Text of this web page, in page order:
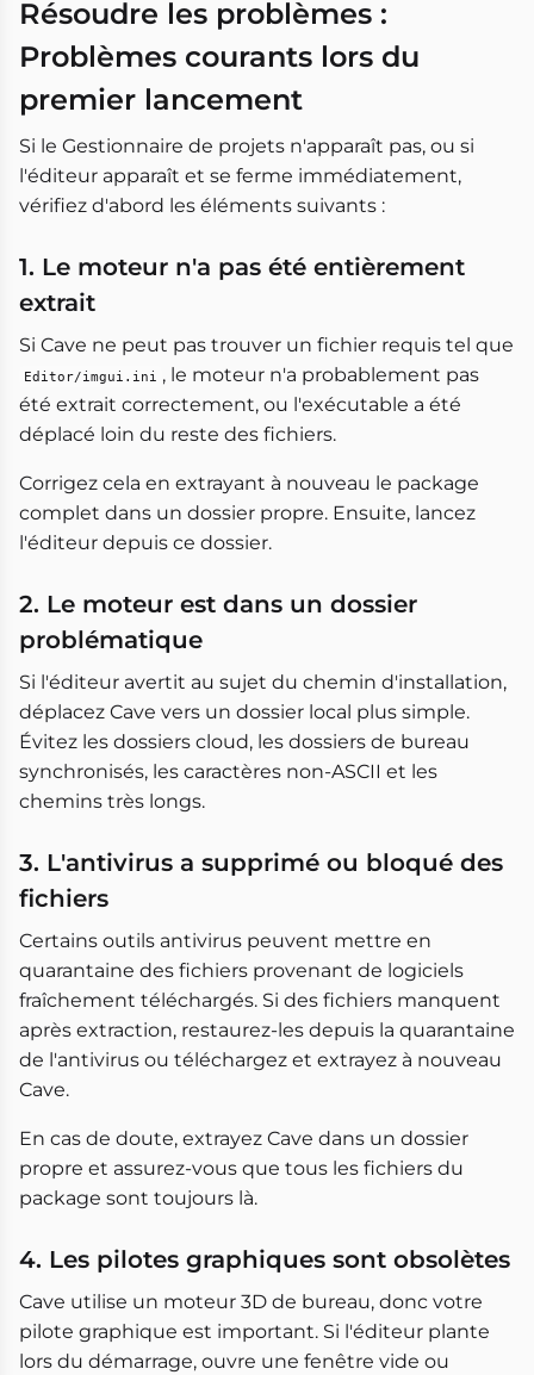
Résoudre les problèmes :
Problèmes courants lors du
premier lancement
Si le Gestionnaire de projets n'apparaît pas, ou si
l'éditeur apparaît et se ferme immédiatement,
vérifiez d'abord les éléments suivants :
1. Le moteur n'a pas été entièrement
extrait
Si Cave ne peut pas trouver un fichier requis tel que
Editor/imgui.ini , le moteur n'a probablement pas
été extrait correctement, ou l'exécutable a été
déplacé loin du reste des fichiers.
Corrigez cela en extrayant à nouveau le package
complet dans un dossier propre. Ensuite, lancez
l'éditeur depuis ce dossier.
2. Le moteur est dans un dossier
problématique
Si l'éditeur avertit au sujet du chemin d'installation,
déplacez Cave vers un dossier local plus simple.
Évitez les dossiers cloud, les dossiers de bureau
synchronisés, les caractères non-ASCII et les
chemins très longs.
3. L'antivirus a supprimé ou bloqué des
fichiers
Certains outils antivirus peuvent mettre en
quarantaine des fichiers provenant de logiciels
fraîchement téléchargés. Si des fichiers manquent
après extraction, restaurez-les depuis la quarantaine
de l'antivirus ou téléchargez et extrayez à nouveau
Cave.
En cas de doute, extrayez Cave dans un dossier
propre et assurez-vous que tous les fichiers du
package sont toujours là.
4. Les pilotes graphiques sont obsolètes
Cave utilise un moteur 3D de bureau, donc votre
pilote graphique est important. Si l'éditeur plante
lors du démarrage, ouvre une fenêtre vide ou